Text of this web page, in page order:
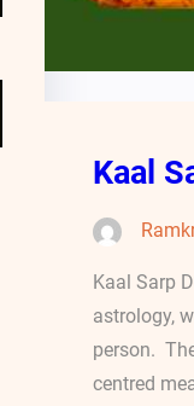
Kaal
Kaal Sarp
astrology,
person.
centred